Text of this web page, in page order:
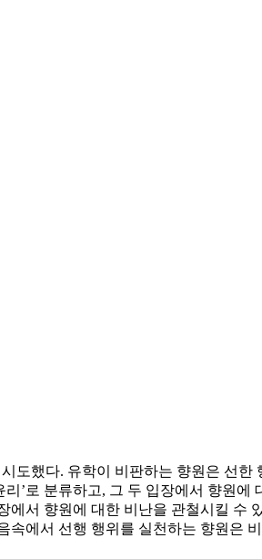
도했다. 유학이 비판하는 향원은 선
’로 분류하고, 그 두 입장에서 향원
서 향원에 대한 비난을 관철시킬
에서 선행 행위를 실천하는 향원은